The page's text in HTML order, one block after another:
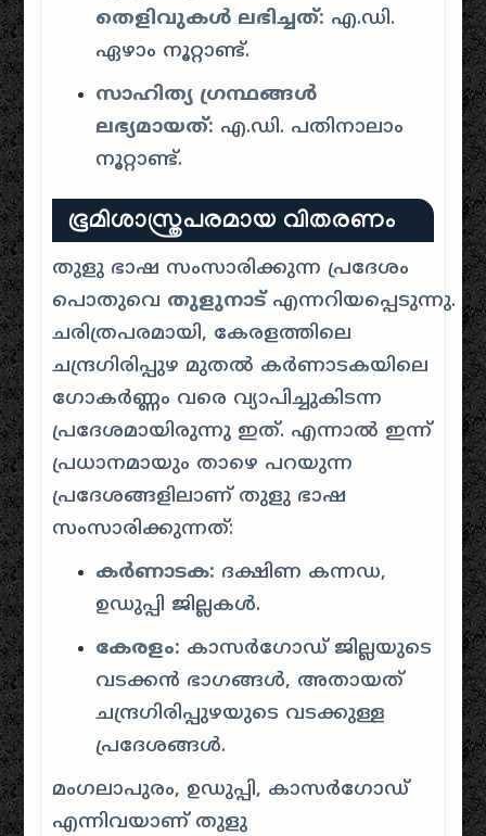
തെളിവുകൾ ലഭിച്ചത്: എ.ഡി.
ഏഴാം നൂറ്റാണ്ട്.
സാഹിത്യ ഗ്രന്ഥങ്ങൾ
ലഭ്യമായത്: എ.ഡി. പതിനാലാം
നൂറ്റാണ്ട്.
ഭൂമിശാസ്ത്രപരമായ വിതരണം
തുളു ഭാഷ സംസാരിക്കുന്ന പ്രദേശം
പൊതുവെ തുളുനാട്എന്നറിയപ്പെടുന്നു.
ചരിത്രപരമായി, കേരളത്തിലെ
ചന്ദ്രഗിരിപ്പുഴ മുതൽ കർണാടകയിലെ
ഗോകർണ്ണം വരെ വ്യാപിച്ചുകിടന്ന
പ്രദേശമായിരുന്നു ഇത്. എന്നാൽ ഇന്ന്
പ്രധാനമായും താഴെ പറയുന്ന
പ്രദേശങ്ങളിലാണ് തുളു ഭാഷ
സംസാരിക്കുന്നത്:
കർണാടക: ദക്ഷിണ കന്നഡ,
ഉഡുപ്പി ജില്ലകൾ.
കേരളം: കാസർഗോഡ് ജില്ലയുടെ
വടക്കൻ ഭാഗങ്ങൾ, അതായത്
ചന്ദ്രഗിരിപ്പുഴയുടെ വടക്കുള്ള
പ്രദേശങ്ങൾ.
മംഗലാപുരം, ഉഡുപ്പി, കാസർഗോഡ്
എന്നിവയാണ് തുളു